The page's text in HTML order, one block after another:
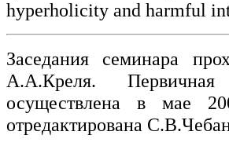
hyperholicity and harmful
Заседания семинара
А.А.Креля. Первичная
осуществлена в мае
отредактирована